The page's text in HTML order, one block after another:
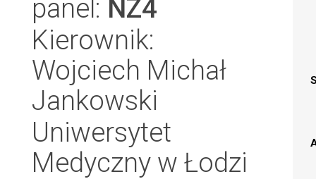
panel: NZ4
Kierownik:
Wojciech Michał
Jankowski
Uniwersytet
Medyczny w Łodzi